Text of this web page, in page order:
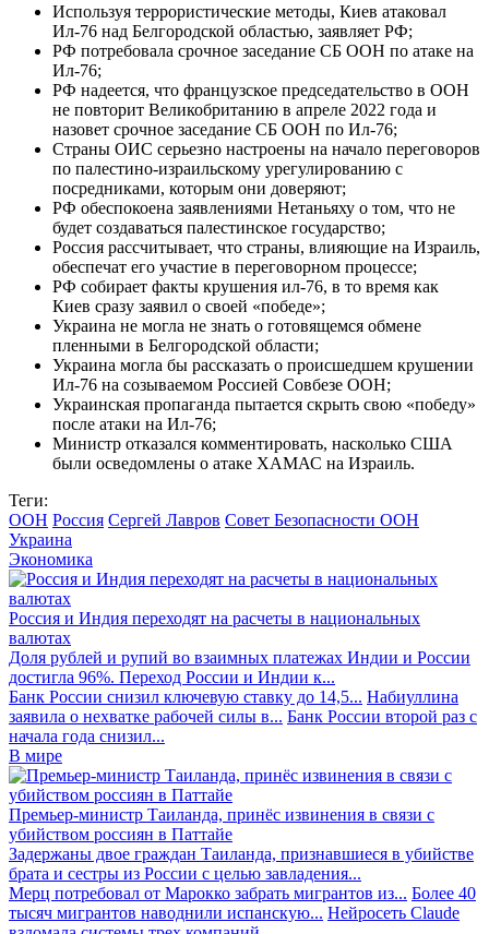
Используя террористические методы, Киев атаковал
Ил-76 над Белгородской областью, заявляет РФ;
РФ потребовала срочное заседание СБ ООН по атаке на
Ил-76;
РФ надеется, что французское председательство в ООН
не повторит Великобританию в апреле 2022 года и
назовет срочное заседание СБ ООН по Ил-76;
Страны ОИС серьезно настроены на начало переговоров
по палестино-израильскому урегулированию с
посредниками, которым они доверяют;
РФ обеспокоена заявлениями Нетаньяху о том, что не
будет создаваться палестинское государство;
Россия рассчитывает, что страны, влияющие на Израиль,
обеспечат его участие в переговорном процессе;
РФ собирает факты крушения ил-76, в то время как
Киев сразу заявил о своей «победе»;
Украина не могла не знать о готовящемся обмене
пленными в Белгородской области;
Украина могла бы рассказать о происшедшем крушении
Ил-76 на созываемом Россией Совбезе ООН;
Украинская пропаганда пытается скрыть свою «победу»
после атаки на Ил-76;
Министр отказался комментировать, насколько США
были осведомлены о атаке ХАМАС на Израиль.
Теги:
ООН Россия Сергей Лавров Совет Безопасности ООН
Украина
Экономика
Россия и Индия переходят на расчеты в национальных
валютах
Доля рублей и рупий во взаимных платежах Индии и России
достигла 96%. Переход России и Индии к...
Банк России снизил ключевую ставку до 14,5... Набиуллина
заявила о нехватке рабочей силы в... Банк России второй раз с
начала года снизил...
В мире
Премьер-министр Таиланда, принёс извинения в связи с
убийством россиян в Паттайе
Задержаны двое граждан Таиланда, признавшиеся в убийстве
брата и сестры из России с целью завладения...
Мерц потребовал от Марокко забрать мигрантов из... Более 40
тысяч мигрантов наводнили испанскую... Нейросеть Claude